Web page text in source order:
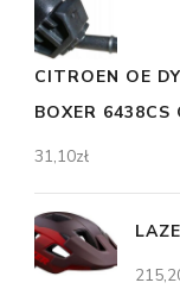
CITROEN OE
BOXER 6438CS
31,10zł